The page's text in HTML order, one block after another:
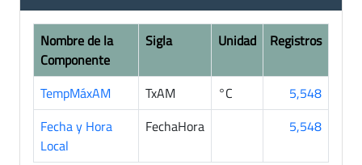
Nombre de la
Componente
Sigla Unidad Registros
TempMáxAM TxAM °C
5,548
Fecha y Hora
Local
FechaHora 5,548